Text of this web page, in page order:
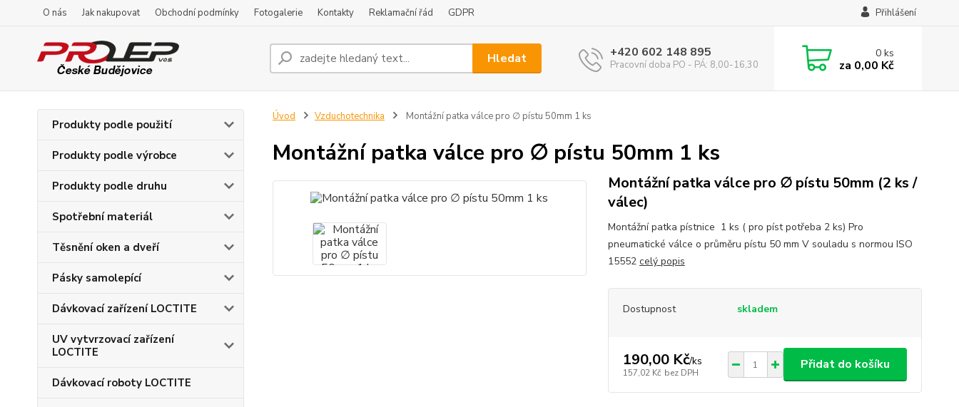
O nás Jak nakupovat Obchodní podmínky Fotogalerie Kontakty Reklamační řád GDPR Přihlášení
Hledat +420 602 148 895
Pracovní doba PO - PÁ: 8,00-16,30
0ks
za 0,00 Kč
Produkty podle použití
Produkty podle výrobce
Produkty podle druhu
Spotřební materiál
Těsnění oken a dveří
Pásky samolepící
Dávkovací zařízení LOCTITE
UV vytvrzovací zařízení
LOCTITE
Dávkovací roboty LOCTITE
Úvod Vzduchotechnika Montážní patka válce pro ∅ pístu 50mm 1 ks
Montážní patka válce pro ∅ pístu 50mm 1 ks
Montážní patka válce pro ∅ pístu 50mm (2 ks /
válec)
Montážní patka pístnice 1 ks ( pro píst potřeba 2 ks) Pro
pneumatické válce o průměru pístu 50 mm V souladu s normou ISO
15552 celý popis
Dostupnost skladem
190,00 Kč/ks
157,02 Kč bez DPH
Přidat do košíku